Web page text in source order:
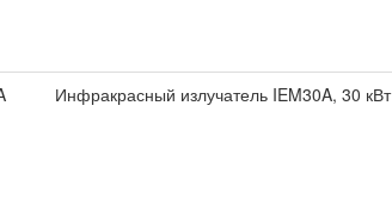
Инфракрасный излучатель IEM30A, 30 кВт